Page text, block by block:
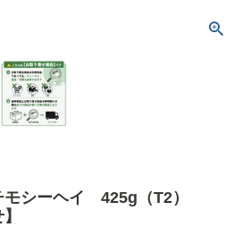
シーヘイ 425g（T2）